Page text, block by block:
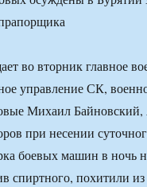
во вторник главное
управление СК,
Михаил
при несении
боевых машин в ночь
спиртного, похитили